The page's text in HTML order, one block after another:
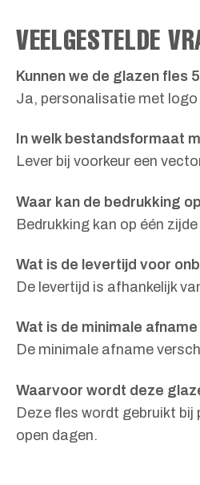
VEELGESTELDE
Kunnen we de glazen fles
Ja, personalisatie met logo
In welk bestandsformaat
Lever bij voorkeur een
Waar kan de bedrukking
Bedrukking kan op één
Wat is de levertijd voor
De levertijd is afhankelijk
Wat is de minimale
De minimale afname
Waarvoor wordt deze
Deze fles wordt gebruikt
open dagen.